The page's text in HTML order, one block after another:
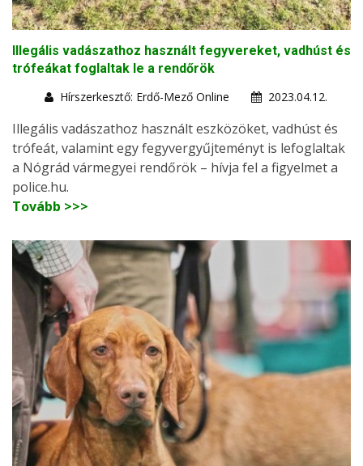
Illegális vadászathoz használt fegyvereket, vadhúst és
trófeákat foglaltak le a rendőrök
Hírszerkesztő: Erdő-Mező Online
2023.04.12.
Illegális vadászathoz használt eszközöket, vadhúst és
trófeát, valamint egy fegyvergyűjteményt is lefoglaltak
a Nógrád vármegyei rendőrök – hívja fel a figyelmet a
police.hu.
Tovább >>>